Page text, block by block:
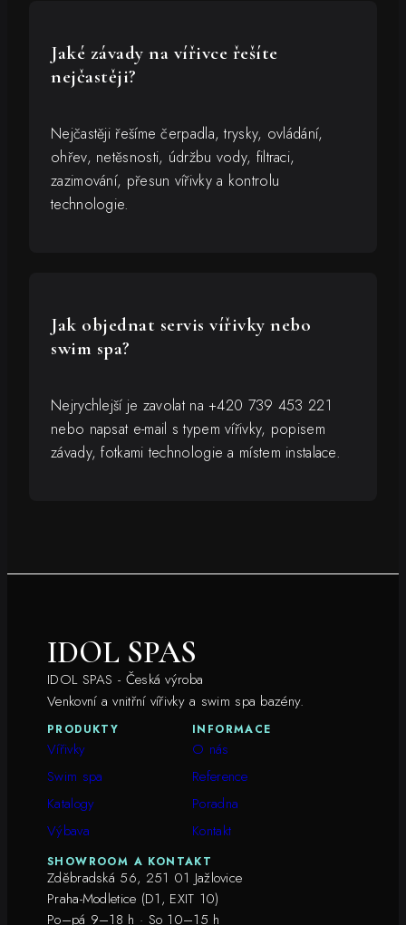
Jaké závady na vířivce řešíte
nejčastěji?
Nejčastěji řešíme čerpadla, trysky, ovládání,
ohřev, netěsnosti, údržbu vody, filtraci,
zazimování, přesun vířivky a kontrolu
technologie.
Jak objednat servis vířivky nebo
swim spa?
Nejrychlejší je zavolat na +420 739 453 221
nebo napsat e-mail s typem vířivky, popisem
závady, fotkami technologie a místem instalace.
IDOL SPAS
IDOL SPAS - Česká výroba
Venkovní a vnitřní vířivky a swim spa bazény.
PRODUKTY
Vířivky
Swim spa
Katalogy
Výbava
INFORMACE
O nás
Reference
Poradna
Kontakt
SHOWROOM A KONTAKT
Zděbradská 56, 251 01 Jažlovice
Praha-Modletice (D1, EXIT 10)
Po–pá 9–18 h · So 10–15 h